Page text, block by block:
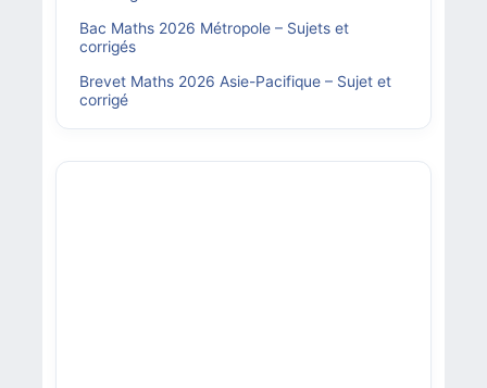
Bac Maths 2026 Métropole – Sujets et
corrigés
Brevet Maths 2026 Asie-Pacifique – Sujet et
corrigé